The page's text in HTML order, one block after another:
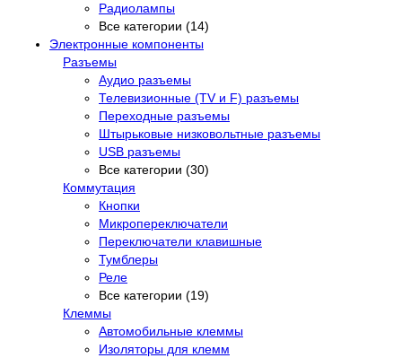
Радиолампы
Все категории (14)
Электронные компоненты
Разъемы
Аудио разъемы
Телевизионные (TV и F) разъемы
Переходные разъемы
Штырьковые низковольтные разъемы
USB разъемы
Все категории (30)
Коммутация
Кнопки
Микропереключатели
Переключатели клавишные
Тумблеры
Реле
Все категории (19)
Клеммы
Автомобильные клеммы
Изоляторы для клемм